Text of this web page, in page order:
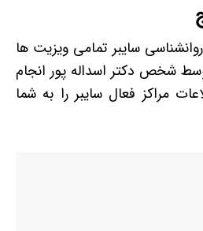
سایبر تمامی ویزیت ها
شخص دکتر اسداله پور انجام
مراکز فعال سایبر را به شما